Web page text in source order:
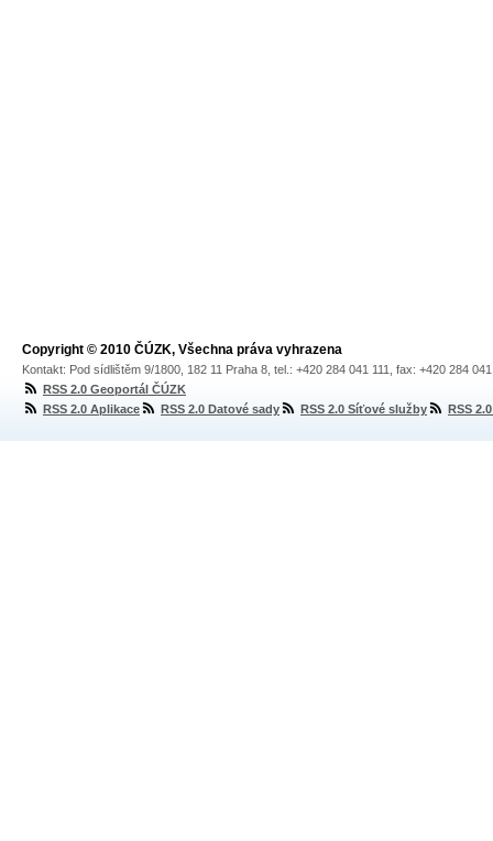
Copyright © 2010 ČÚZK, Všechna práva vyhrazena
Kontakt: Pod sídlištěm 9/1800, 182 11 Praha 8, tel.: +420 284 041 111, fax: +420 284
RSS 2.0 Geoportál ČÚZK
RSS 2.0 Aplikace
RSS 2.0 Datové sady RSS 2.0 Síťové služby RSS